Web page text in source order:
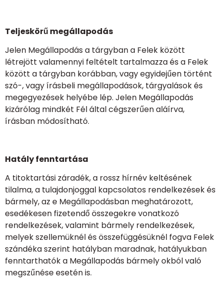
Teljeskörű megállapodás
Jelen Megállapodás a tárgyban a Felek között
létrejött valamennyi feltételt tartalmazza és a Felek
között a tárgyban korábban, vagy egyidejűen történt
szó-, vagy írásbeli megállapodások, tárgyalások és
megegyezések helyébe lép. Jelen Megállapodás
kizárólag mindkét Fél által cégszerűen aláírva,
írásban módosítható.
Hatály fenntartása
A titoktartási záradék, a rossz hírnév keltésének
tilalma, a tulajdonjoggal kapcsolatos rendelkezések és
bármely, az e Megállapodásban meghatározott,
esedékesen fizetendő összegekre vonatkozó
rendelkezések, valamint bármely rendelkezések,
melyek szellemüknél és összefüggésüknél fogva Felek
szándéka szerint hatályban maradnak, hatályukban
fenntarthatók a Megállapodás bármely okból való
megszűnése esetén is.